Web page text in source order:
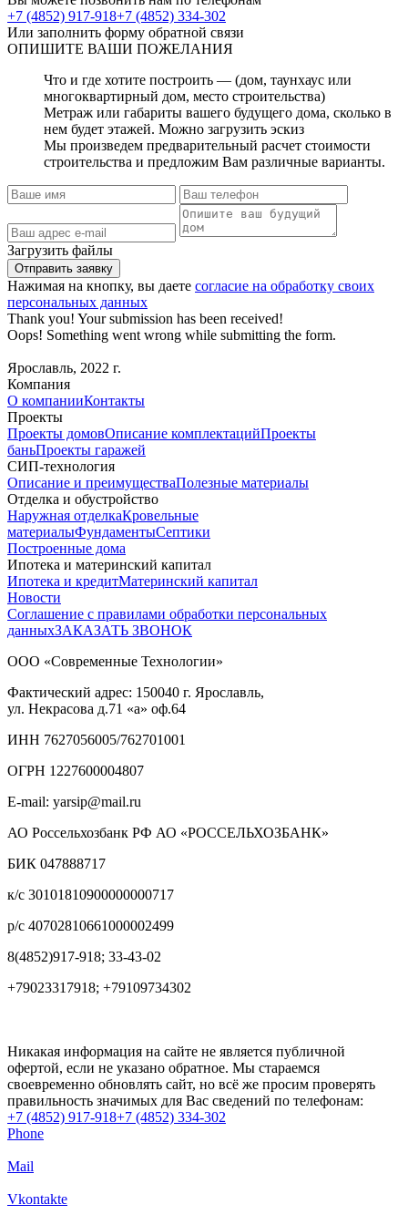
+7 (4852) 917-918+7 (4852) 334-302
Или заполнить форму обратной связи
ОПИШИТЕ ВАШИ ПОЖЕЛАНИЯ
Что и где хотите построить — (дом, таунхаус или
многоквартирный дом, место строительства)
Метраж или габариты вашего будущего дома, сколько в
нем будет этажей. Можно загрузить эскиз
Мы произведем предварительный расчет стоимости
строительства и предложим Вам различные варианты.
Загрузить файлы
Нажимая на кнопку, вы даете согласие на обработку своих
персональных данных
Thank you! Your submission has been received!
Oops! Something went wrong while submitting the form.
Ярославль, 2022 г.
Компания
О компанииКонтакты
Проекты
Проекты домовОписание комплектацийПроекты
баньПроекты гаражей
СИП-технология
Описание и преимуществаПолезные материалы
Отделка и обустройство
Наружная отделкаКровельные
материалыФундаментыСептики
Построенные дома
Ипотека и материнский капитал
Ипотека и кредитМатеринский капитал
Новости
Соглашение с правилами обработки персональных
данныхЗАКАЗАТЬ ЗВОНОК
ООО «Современные Технологии»
Фактический адрес: 150040 г. Ярославль,
ул. Некрасова д.71 «а» оф.64
ИНН 7627056005/762701001
ОГРН 1227600004807
E-mail: yarsip@mail.ru
АО Россельхозбанк РФ АО «РОССЕЛЬХОЗБАНК»
БИК 047888717
к/с 30101810900000000717
р/с 40702810661000002499
8(4852)917-918; 33-43-02
+79023317918; +79109734302
Никакая информация на сайте не является публичной
офертой, если не указано обратное. Мы стараемся
своевременно обновлять сайт, но всё же просим проверять
правильность значимых для Вас сведений по телефонам:
+7 (4852) 917-918+7 (4852) 334-302
Phone
Mail
Vkontakte